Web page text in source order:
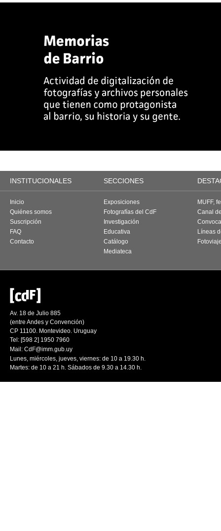
INSTITUCIONALES SECCIONES
Inicio
Quiénes somos
Suscripción
FAQ
Contacto
Exposiciones
Fotografías del CdF
Investigación
Educativa
Catálogo
Mediateca
MUFF,
Canal
Líneas
Av. 18 de Julio 885
(entre Andes y Convención)
CP 11100. Montevideo. Uruguay
Tel: [598 2] 1950 7960
Mail: CdF@imm.gub.uy
Lunes, miércoles, jueves, viernes: de 10 a 19.30 h.
Martes: de 10 a 21 h. Sábados de 9.30 a 14.30 h.